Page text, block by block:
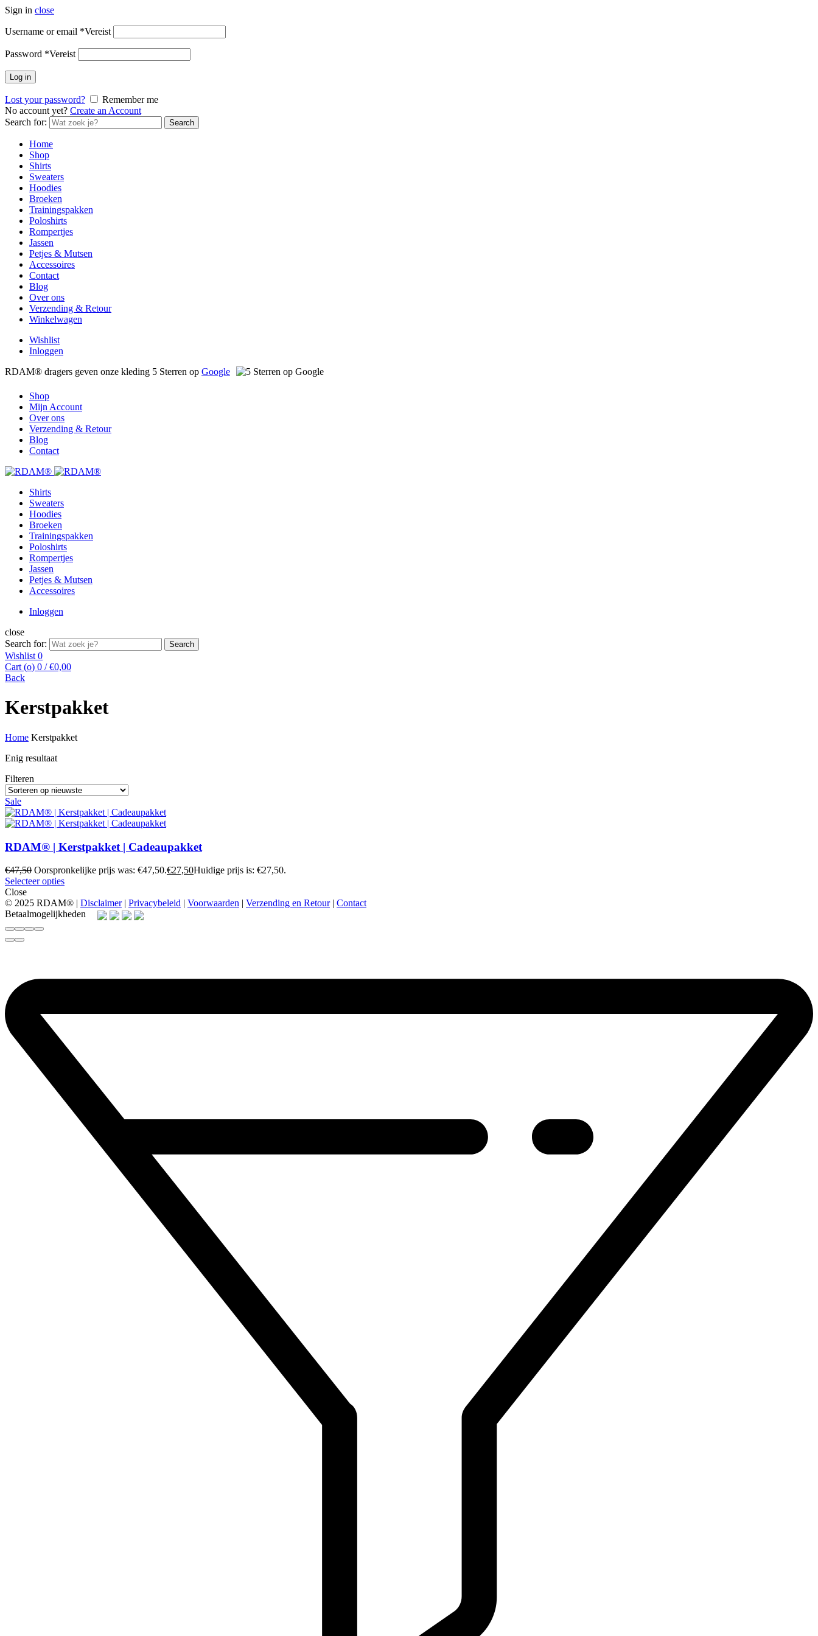
Sign in close
Username or email *Vereist
Password *Vereist
Log in
Lost your password?
Remember me
No account yet? Create an Account
Search for:
Search
Home
Shop
Shirts
Sweaters
Hoodies
Broeken
Trainingspakken
Poloshirts
Rompertjes
Jassen
Petjes & Mutsen
Accessoires
Contact
Blog
Over ons
Verzending & Retour
Winkelwagen
Wishlist
Inloggen
RDAM® dragers geven onze kleding 5 Sterren op Google
Shop
Mijn Account
Over ons
Verzending & Retour
Blog
Contact
Shirts
Sweaters
Hoodies
Broeken
Trainingspakken
Poloshirts
Rompertjes
Jassen
Petjes & Mutsen
Accessoires
Inloggen
close
Search for:
Search
Wishlist 0
Cart (o) 0 / €0,00
Back
Kerstpakket
Home Kerstpakket
Enig resultaat
Filteren
Sale
RDAM® | Kerstpakket | Cadeaupakket
€47,50 Oorspronkelijke prijs was: €47,50.€27,50Huidige prijs is: €27,50.
Selecteer opties
Close
© 2025 RDAM® | Disclaimer| Privacybeleid | Voorwaarden | Verzending en Retour| Contact
Betaalmogelijkheden